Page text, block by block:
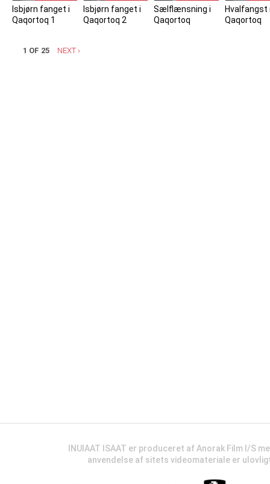
Isbjørn fanget i
Qaqortoq 1
Isbjørn fanget i
Qaqortoq 2
Sælflænsning i
Qaqortoq
Qaqortoq
1 OF 25 NEXT ›
INUIAAT ISAAT er produceret af Anorak Film I/S
anvendelse af sitets videomateriale er